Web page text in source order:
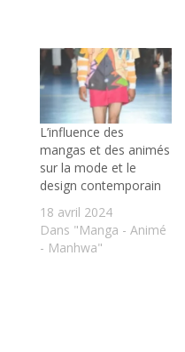
L’influence des
mangas et des animés
sur la mode et le
design contemporain
18 avril 2024
Dans "Manga - Animé
- Manhwa"